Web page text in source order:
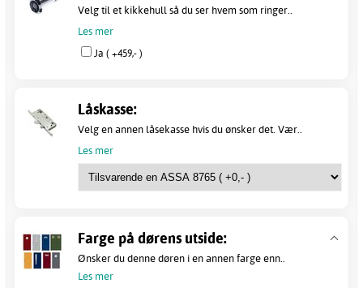
Velg til et kikkehull så du ser hvem som ringer..
Les mer
Ja ( +459,- )
Låskasse:
Velg en annen låsekasse hvis du ønsker det. Vær..
Les mer
Farge på dørens utside:
Ønsker du denne døren i en annen farge enn..
Les mer